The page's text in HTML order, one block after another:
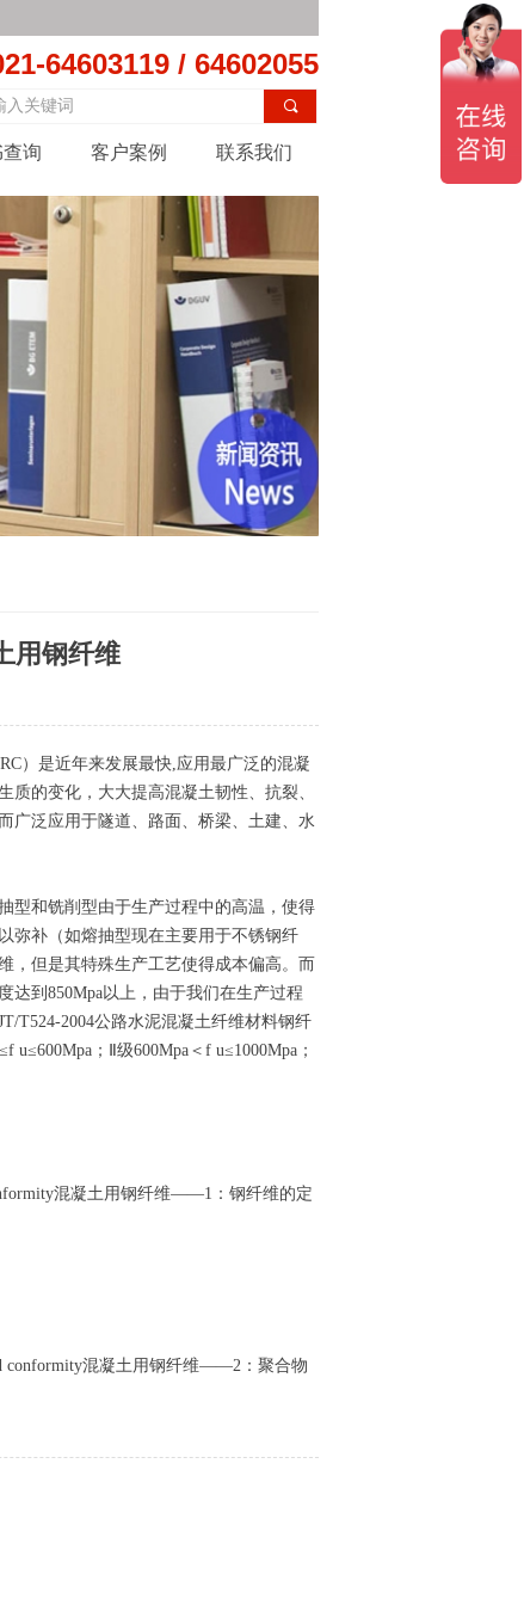
64603119 / 64602055
끠
询 客户案例 联系我们
用钢纤维
）是近年来发展最快,应用最广泛的混凝
的变化，大大提高混凝土韧性、抗裂、
广泛应用于隧道、路面、桥梁、土建、水
型和铣削型由于生产过程中的高温，使得
弥补（如熔抽型现在主要用于不锈钢纤
，但是其特殊生产工艺使得成本偏高。而
达到850Mpa以上，由于我们在生产过程
T524-2004公路水泥混凝土纤维材料钢纤
；Ⅱ级600Mpa＜f u≤1000Mpa；
混凝土用钢纤维——1：钢纤维的定
conformity混凝土用钢纤维——2：聚合物